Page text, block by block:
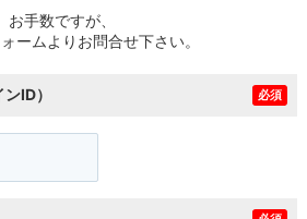
お手数ですが、
ームよりお問合せ下さい。
ID） 必須